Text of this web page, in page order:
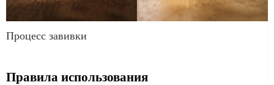
Процесс завивки
Правила использования